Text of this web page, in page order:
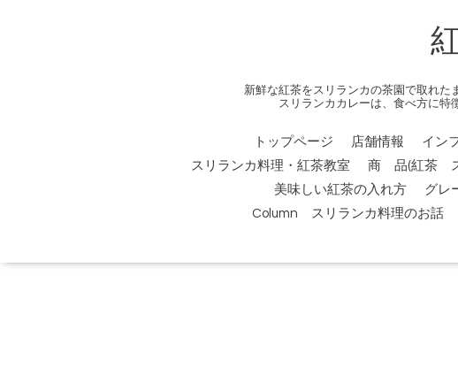
新鮮な紅茶をスリランカの茶園で取れた
スリランカカレーは、食べ方に特
トップページ 店舗情報 イン
スリランカ料理・紅茶教室
商 品(紅茶
美味しい紅茶の入れ方
グレ
Column スリランカ料理のお話